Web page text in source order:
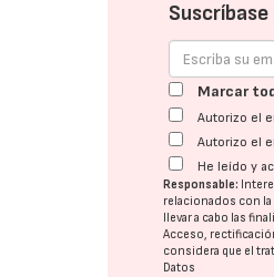
Marcar
Autorizo el
Autorizo el
He leído y
Responsable:
relacionados con
llevar a cabo las
Acceso,
considera que el
Datos